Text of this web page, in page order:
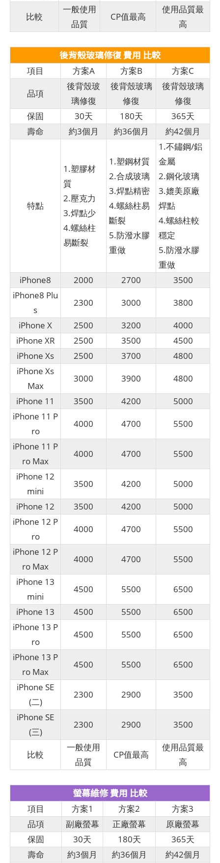
比較
一般使用
品質
CP值最高
使用品質最
高
後背殼玻璃修復 費用 比較
項目 方案A 方案B
方案C
品項
後背殼玻
璃修復
後背殼玻璃
修復
後背殼玻璃
修復
保固
30天 180天
365天
壽命
約3個月 約36個月 約42個月
特點
1.塑膠材
質
2.壓克力
3.焊點少
4.螺絲柱
易斷裂
1.塑鋼材質
2.合成玻璃
3.焊點精密
4.螺絲柱易
斷裂
5.防潑水膠
重做
1.不鏽鋼/鋁
金屬
2.鋼化玻璃
3.媲美原廠
焊點
4.螺絲柱較
穩定
5.防潑水膠
重做
iPhone8
2000 2700
3500
iPhone8 Plu
s
2300 3000
3800
iPhone X
2500 3200
4000
iPhone XR
2500 3500
4500
iPhone Xs
2500 3700
4800
iPhone Xs
Max
3000 3900
4800
iPhone 11
3500 4200
5000
iPhone 11 P
ro
4000 4700
5500
iPhone 11 P
ro Max
4000 4700
5500
iPhone 12
mini
3500 4200
5000
iPhone 12
3500 4200
5000
iPhone 12 P
ro
4000 4700
5500
iPhone 12 P
ro Max
4000 4700
5500
iPhone 13
mini
4500 5500
6500
iPhone 13
4500 5500
6500
iPhone 13 P
ro
4500 5500
6500
iPhone 13 P
ro Max
4500 5500
6500
iPhone SE
(二)
2300 2900
3500
iPhone SE
(三)
2300 2900 3500
比較
一般使用
品質
CP值最高
使用品質最
高
螢幕維修 費用 比較
項目 方案1 方案2
方案3
品項
副廠螢幕 正廠螢幕
原廠螢幕
保固
30天 180天
365天
壽命
約3個月 約36個月 約42個月